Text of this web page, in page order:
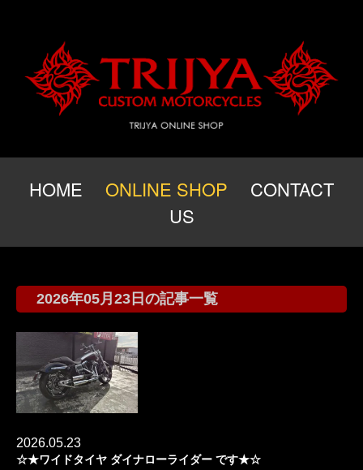
HOME ONLINE SHOP
CONTACT
US
2026年05月23日の記事一覧
2026.05.23
☆★ワイドタイヤ ダイナローライダー です★☆